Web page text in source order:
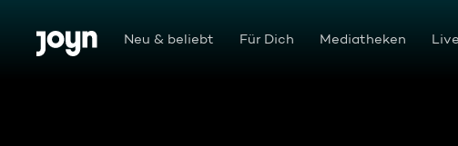
Zum Inhalt springen
Barrierefrei Neu & beliebt Für Dich Mediatheken